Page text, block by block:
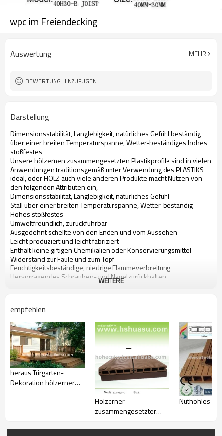
wpc im Freiendecking
Auswertung MEHR
BEWERTUNG HINZUFÜGEN
Darstellung
Dimensionsstabilität, Langlebigkeit, natürliches Gefühl beständig
über einer breiten Temperaturspanne, Wetter-beständiges hohes
stoßfestes
Unsere hölzernen zusammengesetzten Plastikprofile sind in vielen
Anwendungen traditionsgemäß unter Verwendung des PLASTIKS
ideal, oder HOLZ auch viele anderen Produkte macht Nutzen von
den folgenden Attributen ein,
Dimensionsstabilität, Langlebigkeit, natürliches Gefühl
Stall über einer breiten Temperaturspanne, Wetter-beständig
Hohes stoßfestes
Umweltfreundlich, zurückführbar
Ausgedehnt schellte von den Enden und vom Aussehen
Leicht produziert und leicht fabriziert
Enthält keine giftigen Chemikalien oder Konservierungsmittel
Widerstand zur Fäule und zum Topf
Feuchtigkeitsbeständige, niedrige Flammeverbreitung
Hervorragendes Schrauben- und Nagelzurückhalten
WEITERE
empfehlen
heraus Türgarten-
Dekoration hölzerner
Hölzerner
zusammengesetzter
Nuthohles